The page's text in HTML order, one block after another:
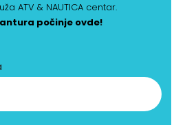
ATV & NAUTICA centar.
počinje ovde!